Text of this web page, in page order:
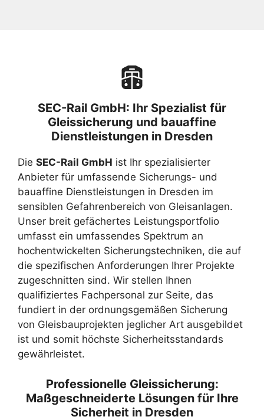
SEC-Rail GmbH: Ihr Spezialist für
Gleissicherung und bauaffine
Dienstleistungen in Dresden
Die SEC-Rail GmbH ist Ihr spezialisierter
Anbieter für umfassende Sicherungs- und
bauaffine Dienstleistungen in Dresden im
sensiblen Gefahrenbereich von Gleisanlagen.
Unser breit gefächertes Leistungsportfolio
umfasst ein umfassendes Spektrum an
hochentwickelten Sicherungstechniken, die auf
die spezifischen Anforderungen Ihrer Projekte
zugeschnitten sind. Wir stellen Ihnen
qualifiziertes Fachpersonal zur Seite, das
fundiert in der ordnungsgemäßen Sicherung
von Gleisbauprojekten jeglicher Art ausgebildet
ist und somit höchste Sicherheitsstandards
gewährleistet.
Professionelle Gleissicherung:
Maßgeschneiderte Lösungen für Ihre
Sicherheit in Dresden